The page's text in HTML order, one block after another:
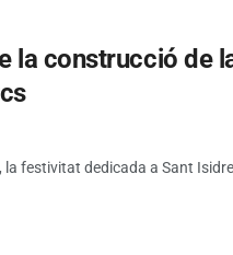
la construcció de
la festivitat dedicada a Sant